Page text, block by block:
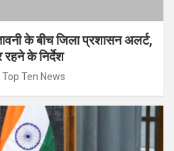
के बीच जिला प्रशासन अलर्ट,
रहने के निर्देश
Ten News